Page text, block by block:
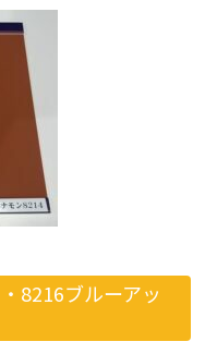
・8216ブルーアッ